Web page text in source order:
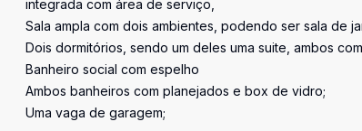
integrada com área de serviço,
Sala ampla com dois ambientes, podendo ser sala de
Dois dormitórios, sendo um deles uma suite, ambos
Banheiro social com espelho
Ambos banheiros com planejados e box de vidro;
Uma vaga de garagem;